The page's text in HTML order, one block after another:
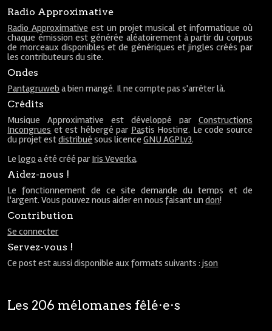
Radio Approximative
Radio Approximative est un projet musical et informatique où
chaque émission est générée aléatoirement à partir du corpus
de morceaux disponibles et de génériques et jingles créés par
les contributeurs du site.
Ondes
Pantagruweb a bien mangé. Il ne compte pas s'arrêter là.
Crédits
Musique Approximative est développé par Constructions
Incongrues et est hébergé par Pastis Hosting. Le code source
du projet estdistribué sous licenceGNU AGPLv3.
Lelogo a été créé par Iris Veverka.
Aidez-nous !
Le fonctionnement de ce site demande du temps et de
l'argent. Vous pouvez nous aider en nous faisant undon!
Contribution
Se connecter
Servez-vous !
Ce post est aussi disponible aux formats suivants :json
Les 206 mélomanes fêlé⋅e⋅s